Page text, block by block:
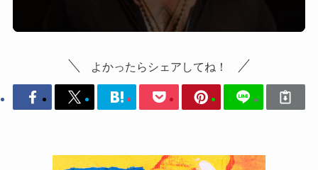
よかったらシェアしてね！